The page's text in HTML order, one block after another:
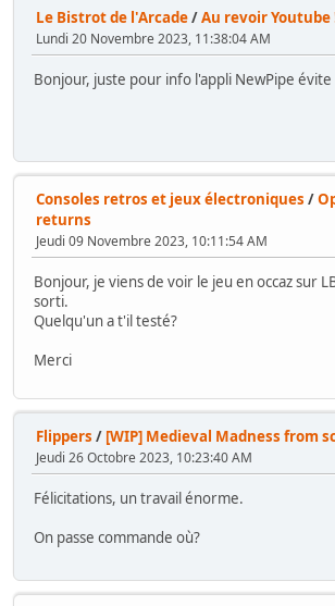
Le Bistrot de l'Arcade/Au revoir Youtube
Lundi 20 Novembre 2023, 11:38:04 AM
Bonjour, juste pour info l'appli NewPipe évite
Consoles retros et jeux électroniques /
returns
Jeudi 09 Novembre 2023, 10:11:54 AM
Bonjour, je viens de voir le jeu en occaz sur
sorti.
Quelqu'un a t'il testé?
Merci
Flippers / [WIP] Medieval Madness from
Jeudi 26 Octobre 2023, 10:23:40 AM
Félicitations, un travail énorme.
On passe commande où?